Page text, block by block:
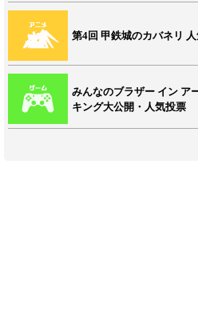
第4回 甲鉄城のカバネリ
みんなのブラザー イン ア
キング大公開・人気投票